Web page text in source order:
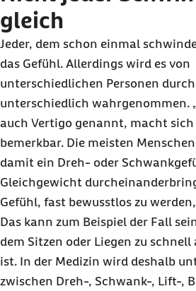
gleich
Jeder, dem schon einmal
das Gefühl. Allerdings wird es von
unterschiedlichen Personen
unterschiedlich wahrgenommen.
auch Vertigo genannt, macht
bemerkbar. Die meisten
damit ein Dreh- oder
Gleichgewicht
Gefühl, fast bewusstlos zu
Das kann zum Beispiel der Fall
dem Sitzen oder Liegen zu
ist. In der Medizin wird deshalb
zwischen Dreh-, Schwank-, Lift-,